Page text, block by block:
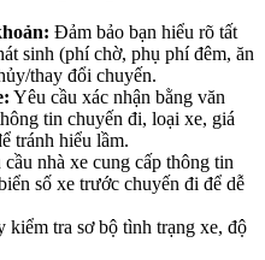
Đảm bảo bạn hiểu rõ tất
sinh (phí chờ, phụ phí đêm, ăn
thay đổi chuyến.
Yêu cầu xác nhận bằng văn
tin chuyến đi, loại xe, giá
tránh hiểu lầm.
cầu nhà xe cung cấp thông tin
số xe trước chuyến đi để dễ
kiểm tra sơ bộ tình trạng xe, độ